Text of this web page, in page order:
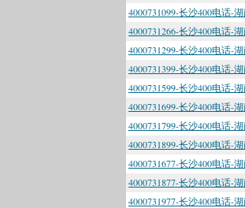
4000731099-长沙400电话-
4000731266-长沙400电话-
4000731299-长沙400电话-
4000731399-长沙400电话-
4000731599-长沙400电话-
4000731699-长沙400电话-
4000731799-长沙400电话-
4000731899-长沙400电话-
4000731677-长沙400电话-
4000731877-长沙400电话-
4000731977-长沙400电话-